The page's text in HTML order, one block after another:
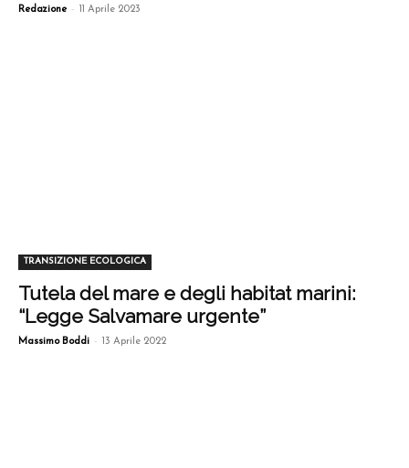
Redazione - 11 Aprile 2023
TRANSIZIONE ECOLOGICA
Tutela del mare e degli habitat marini:
“Legge Salvamare urgente”
Massimo Boddi - 13 Aprile 2022